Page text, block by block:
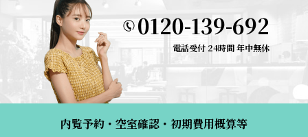
0120-139-692
電話受付 24時間 年中無休
内覧予約・空室確認・初期費用概算等